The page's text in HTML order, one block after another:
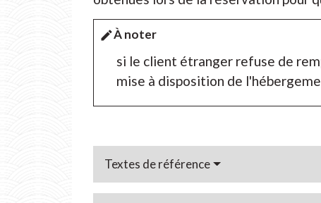
editÀ noter
si le client étranger refuse de
mise à disposition de
Textes de référence